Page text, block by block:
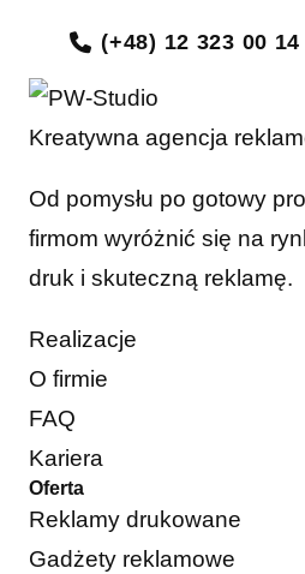
(+48) 12 323 00 14
Kreatywna agencja
Od pomysłu po gotowy
firmom wyróżnić się na
druk i skuteczną reklamę.
Realizacje
O firmie
FAQ
Kariera
Oferta
Reklamy drukowane
Gadżety reklamowe